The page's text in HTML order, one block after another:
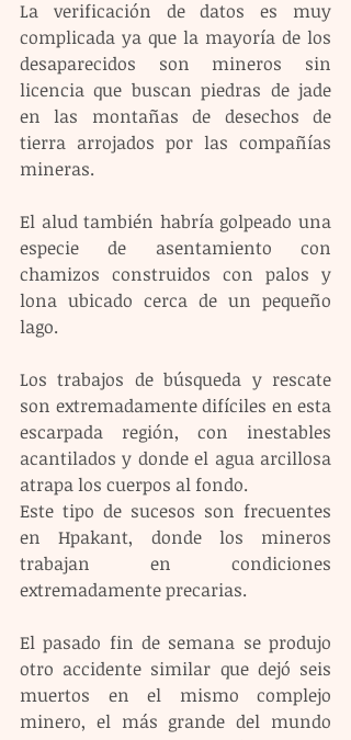
La verificación de datos es muy
complicada ya que la mayoría de los
desaparecidos son mineros sin
licencia que buscan piedras de jade
en las montañas de desechos de
tierra arrojados por las compañías
mineras.
El alud también habría golpeado una
especie de asentamiento con
chamizos construidos con palos y
lona ubicado cerca de un pequeño
lago.
Los trabajos de búsqueda y rescate
son extremadamente difíciles en esta
escarpada región, con inestables
acantilados y donde el agua arcillosa
atrapa los cuerpos al fondo.
Este tipo de sucesos son frecuentes
en Hpakant, donde los mineros
trabajan en condiciones
extremadamente precarias.
El pasado fin de semana se produjo
otro accidente similar que dejó seis
muertos en el mismo complejo
minero, el más grande del mundo